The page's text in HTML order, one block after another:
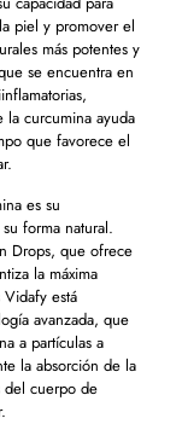
piel y promover el
más potentes y
se encuentra en
la curcumina ayuda
que favorece el
es su
forma natural.
Drops, que ofrece
la máxima
está
avanzada, que
a partículas a
la absorción de la
del cuerpo de